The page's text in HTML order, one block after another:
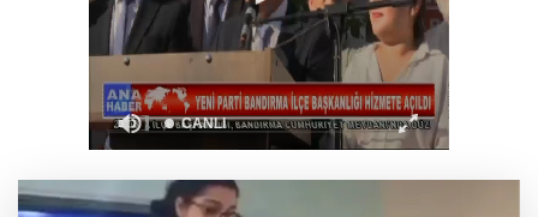
Keşan Kent Konseyi'nden muhtarlara nezaket
ziyareti
İstanbul Maltepe’de çocuklar kitapların renkli